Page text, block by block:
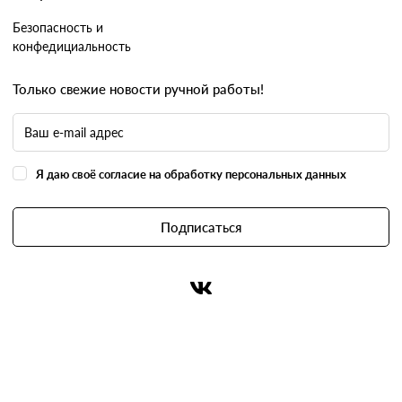
Безопасность и
конфедициальность
Только свежие новости ручной работы!
Я даю своё согласие на обработку персональных данных
Подписаться